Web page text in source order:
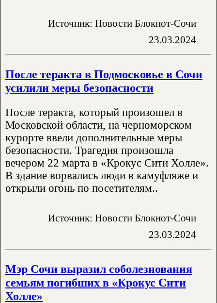
Источник: Новости Блокнот-Сочи
23.03.2024
После теракта в Подмосковье в Сочи
усилили меры безопасности
После теракта, который произошел в
Московской области, на черноморском
курорте ввели дополнительные меры
безопасности. Трагедия произошла
вечером 22 марта в «Крокус Сити Холле».
В здание ворвались люди в камуфляже и
открыли огонь по посетителям..
Источник: Новости Блокнот-Сочи
23.03.2024
Мэр Сочи выразил соболезнования
семьям погибших в «Крокус Сити
Холле»